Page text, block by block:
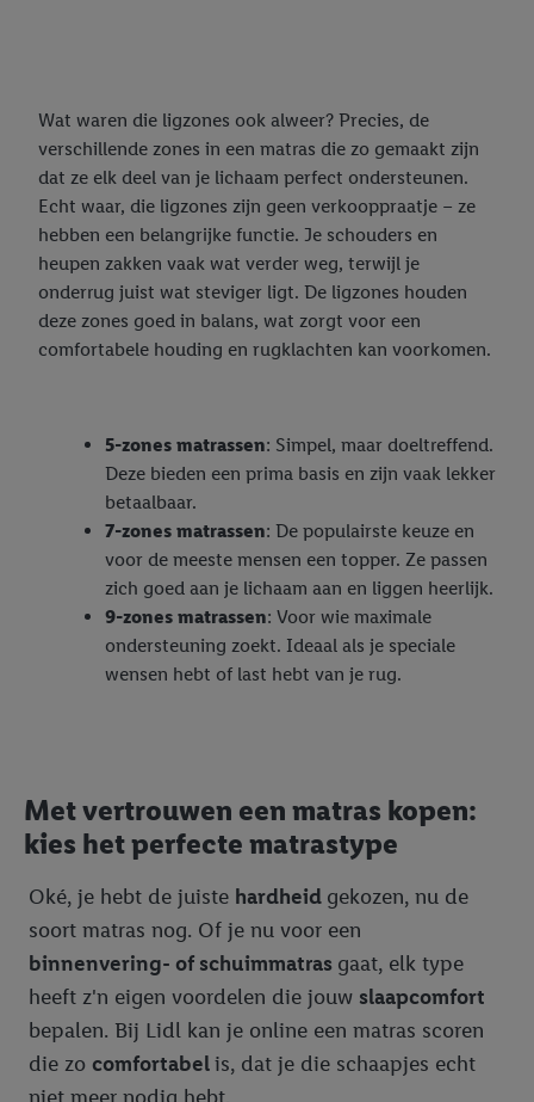
Wat waren die ligzones ook alweer? Precies, de
verschillende zones in een matras die zo gemaakt zijn
dat ze elk deel van je lichaam perfect ondersteunen.
Echt waar, die ligzones zijn geen verkooppraatje – ze
hebben een belangrijke functie. Je schouders en
heupen zakken vaak wat verder weg, terwijl je
onderrug juist wat steviger ligt. De ligzones houden
deze zones goed in balans, wat zorgt voor een
comfortabele houding en rugklachten kan voorkomen.
5-zones matrassen: Simpel, maar doeltreffend.
Deze bieden een prima basis en zijn vaak lekker
betaalbaar.
7-zones matrassen: De populairste keuze en
voor de meeste mensen een topper. Ze passen
zich goed aan je lichaam aan en liggen heerlijk.
9-zones matrassen: Voor wie maximale
ondersteuning zoekt. Ideaal als je speciale
wensen hebt of last hebt van je rug.
Met vertrouwen een matras kopen:
kies het perfecte matrastype
Oké, je hebt de juiste hardheid gekozen, nu de
soort matras nog. Of je nu voor een
binnenvering- of schuimmatras gaat, elk type
heeft z'n eigen voordelen die jouw slaapcomfort
bepalen. Bij Lidl kan je online een matras scoren
die zo comfortabelis, dat je die schaapjes echt